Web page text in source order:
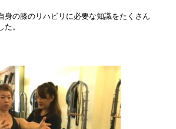
身の膝のリハビリに必要な知識をたくさん
。